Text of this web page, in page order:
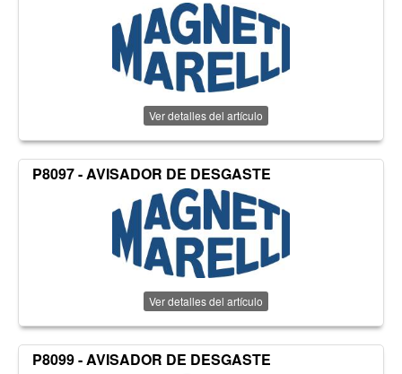
Ver detalles del artículo
P8097 - AVISADOR DE DESGASTE
Ver detalles del artículo
P8099 - AVISADOR DE DESGASTE